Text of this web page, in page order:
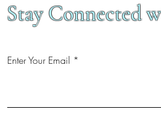
Stay Connected
Enter Your Email